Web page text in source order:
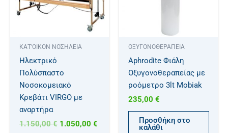
ΚΑΤ'ΟΙΚΟΝ ΝΟΣΗΛΕΙΑ
Ηλεκτρικό
Πολύσπαστο
Νοσοκομειακό
Κρεβάτι VIRGO με
αναρτήρα
1.150,00€ 1.050,00 €
ΟΞΥΓΟΝΟΘΕΡΑΠΕΙΑ
Aphrodite Φιάλη
Oξυγονοθεραπείας με
ροόμετρο 3lt Mobiak
235,00 €
Προσθήκη στο
καλάθι